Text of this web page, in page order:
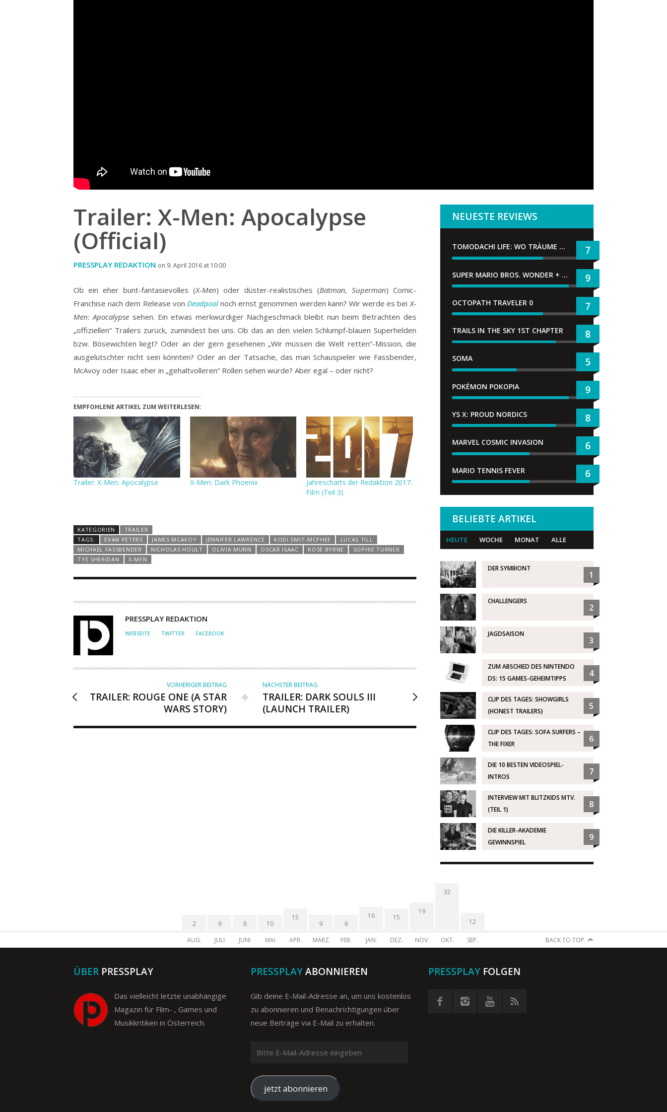
Trailer: X-Men: Apocalypse
(Official)
PRESSPLAY REDAKTION on 9. April 2016 at 10:00
Ob ein eher bunt-fantasievolles (X-Men) oder düster-realistisches (Batman, Superman) Comic-
Franchise nach dem Release von Deadpoolnoch ernst genommen werden kann? Wir werde es beiX-
Men: Apocalypse sehen. Ein etwas merkwürdiger Nachgeschmack bleibt nun beim Betrachten des
„offiziellen“ Trailers zurück, zumindest bei uns. Ob das an den vielen Schlumpf-blauen Superhelden
bzw. Bösewichten liegt? Oder an der gern gesehenen „Wir müssen die Welt retten“-Mission, die
ausgelutschter nicht sein könnten? Oder an der Tatsache, das man Schauspieler wie Fassbender,
McAvoy oder Isaac eher in „gehaltvolleren“ Rollen sehen würde? Aber egal – oder nicht?
EMPFOHLENE ARTIKEL ZUM WEITERLESEN:
Trailer: X-Men: Apocalypse X-Men: Dark Phoenix
Jahrescharts der Redaktion 2017:
Film (Teil 3)
KATEGORIEN
TRAILER
TAGS:
EVAN PETERS JAMES MCAVOY JENNIFER LAWRENCE KODI SMIT-MCPHEE
LUCAS TILL
MICHAEL FASSBENDER
NICHOLAS HOULT OLIVIA MUNN OSCAR ISAAC ROSE BYRNE
SOPHIE TURNER
TYE SHERIDAN
X-MEN
A
U
R
PRESSPLAY REDAKTION
WEBSEITE TWITTER FACEBOOK
VORHERIGER BEITRAG
TRAILER: ROUGE ONE (A STAR
WARS STORY)
NÄCHSTER BEITRAG
TRAILER: DARK SOULS III
(LAUNCH TRAILER)
NEUESTE REVIEWS
TOMODACHI LIFE: WO TRÄUME WAHR WERDEN 7
SUPER MARIO BROS. WONDER + GEMEINSAM IM BELLABEL-PARK 9
OCTOPATH TRAVELER 0 7
TRAILS IN THE SKY 1ST CHAPTER 8
SOMA 5
POKÉMON POKOPIA 9
YS X: PROUD NORDICS 8
MARVEL COSMIC INVASION 6
MARIO TENNIS FEVER 6
BELIEBTE ARTIKEL
HEUTE WOCHE MONAT ALLE
DER SYMBIONT
1
CHALLENGERS
2
JAGDSAISON
3
ZUM ABSCHIED DES NINTENDO
DS: 15 GAMES-GEHEIMTIPPS
4
CLIP DES TAGES: SHOWGIRLS
(HONEST TRAILERS)
5
CLIP DES TAGES: SOFA SURFERS –
THE FIXER
6
DIE 10 BESTEN VIDEOSPIEL-
INTROS
7
INTERVIEW MIT BLITZKIDS MTV.
(TEIL 1)
8
DIE KILLER-AKADEMIE
GEWINNSPIEL
9
2
AUG.
9
JULI
8
JUNI
10
MAI
15
APR.
9
MÄRZ
6
FEB.
16
JAN.
15
DEZ.
19
NOV.
32
OKT.
12
SEP. BACK TO TOP
ÜBER PRESSPLAY
Das vielleicht letzte unabhängige
Magazin für Film- , Games und
Musikkritiken in Österreich.
PRESSPLAYABONNIEREN
Gib deine E-Mail-Adresse an, um uns kostenlos
zu abonnieren und Benachrichtigungen über
neue Beiträge via E-Mail zu erhalten.
Mail-
Adresse
eingeben
jetzt abonnieren
PRESSPLAYFOLGEN